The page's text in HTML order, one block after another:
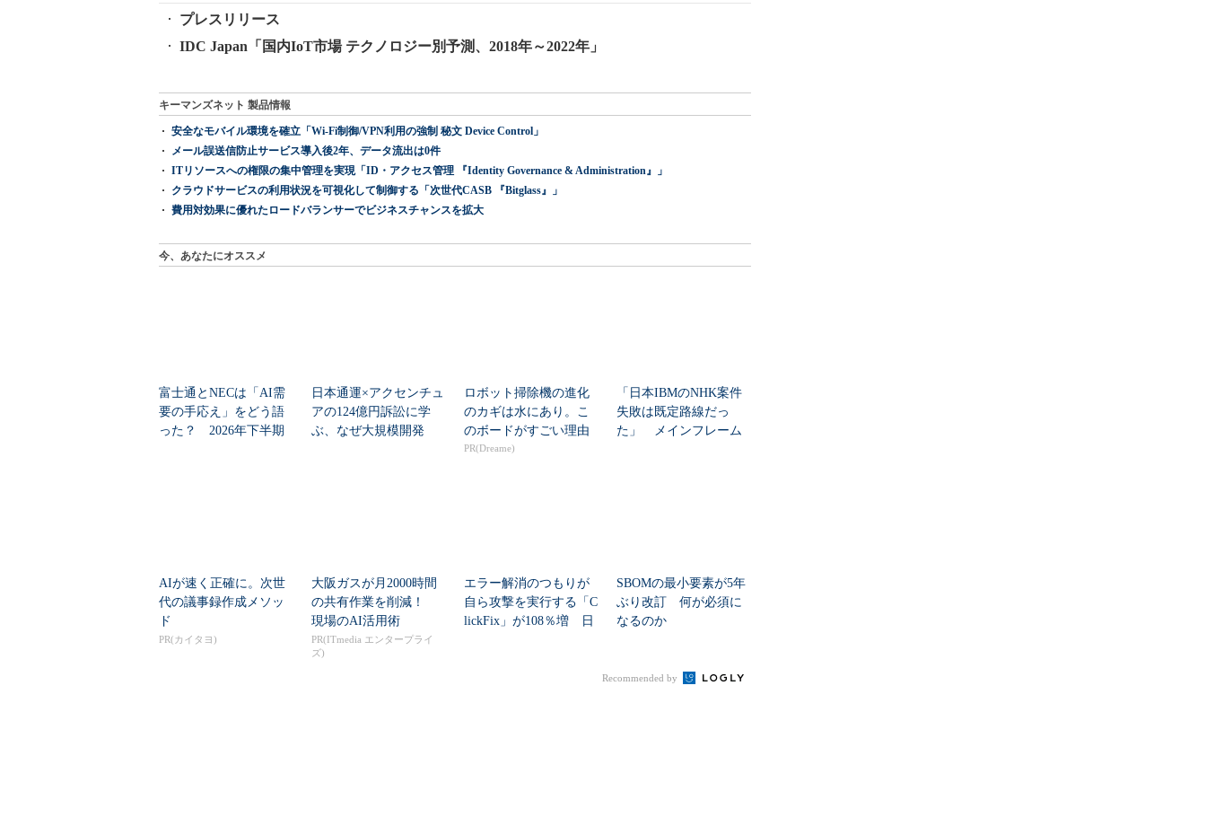
プレスリリース
IDC Japan「国内IoT市場 テクノロジー別予測、2018年～2022年」
キーマンズネット 製品情報
安全なモバイル環境を確立「Wi-Fi制御/VPN利用の強制 秘文 Device Control」
メール誤送信防止サービス導入後2年、データ流出は0件
ITリソースへの権限の集中管理を実現「ID・アクセス管理 『Identity Governance & Administration』」
クラウドサービスの利用状況を可視化して制御する「次世代CASB 『Bitglass』」
費用対効果に優れたロードバランサーでビジネスチャンスを拡大
今、あなたにオススメ
富士通とNECは「AI需
要の手応え」をどう語
った？ 2026年下半期
日本通運×アクセンチュ
アの124億円訴訟に学
ぶ、なぜ大規模開発
ロボット掃除機の進化
のカギは水にあり。こ
のボードがすごい理由
PR(Dreame)
「日本IBMのNHK案件
失敗は既定路線だっ
た」 メインフレーム
AIが速く正確に。次世
代の議事録作成メソッ
ド
PR(カイタヨ)
大阪ガスが月2000時間
の共有作業を削減！
現場のAI活用術
PR(ITmedia エンタープライ
ズ)
エラー解消のつもりが
自ら攻撃を実行する「C
lickFix」が108％増 日
SBOMの最小要素が5年
ぶり改訂 何が必須に
なるのか
Recommended by